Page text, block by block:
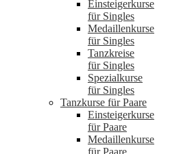
Einsteigerkurse
für Singles
Medaillenkurse
für Singles
Tanzkreise
für Singles
Spezialkurse
für Singles
Tanzkurse für Paare
Einsteigerkurse
für Paare
Medaillenkurse
für Paare